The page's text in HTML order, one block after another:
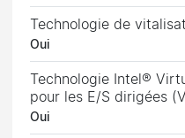
Technologie de
Oui
Technologie Intel®
pour les E/S dirigées
Oui